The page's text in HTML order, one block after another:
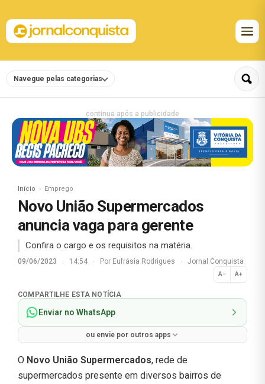
Navegue pelas categorias
continua após a publicidade
Início Emprego
Novo União Supermercados
anuncia vaga para gerente
Confira o cargo e os requisitos na matéria.
09/06/2023 · 14:54 · Por Eufrásia Rodrigues · Jornal Conquista
A− A+
Normal
COMPARTILHE ESTA NOTÍCIA
Enviar no WhatsApp
ou envie por outros apps
O Novo União Supermercados, rede de
supermercados presente em diversos bairros de